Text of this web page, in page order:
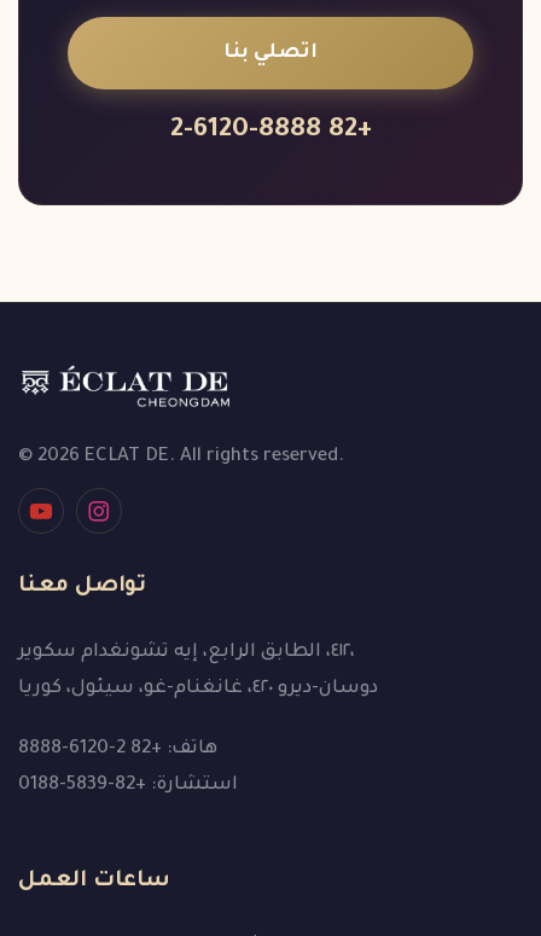
اتصلي بنا
+82 2-6120-8888
© 2026 ECLAT DE. All rights reserved.
تواصل معنا
٤١٢، الطابق الرابع، إيه تشونغدام سكوير،
دوسان-ديرو ٤٢٠، غانغنام-غو، سيئول، كوريا
هاتف: +82 2-6120-8888
استشارة: +82-5839-0188
ساعات العمل